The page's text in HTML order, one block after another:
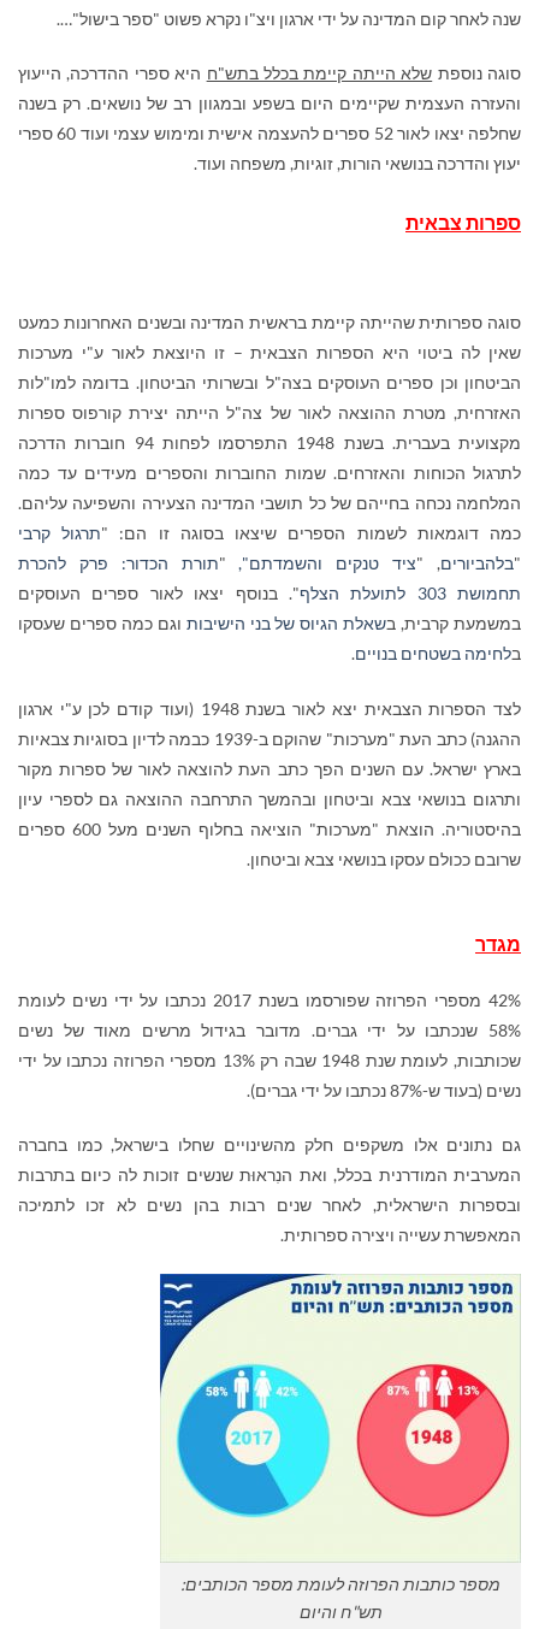
שנה לאחר קום המדינה על ידי ארגון ויצ"ו נקרא פשוט "ספר בישול"….
סוגה נוספת שלא הייתה קיימת בכלל בתש"ח היא ספרי ההדרכה, הייעוץ
והעזרה העצמית שקיימים היום בשפע ובמגוון רב של נושאים. רק בשנה
שחלפה יצאו לאור 52 ספרים להעצמה אישית ומימוש עצמי ועוד 60 ספרי
יעוץ והדרכה בנושאי הורות, זוגיות, משפחה ועוד.
ספרות צבאית
סוגה ספרותית שהייתה קיימת בראשית המדינה ובשנים האחרונות כמעט
שאין לה ביטוי היא הספרות הצבאית – זו היוצאת לאור ע"י מערכות
הביטחון וכן ספרים העוסקים בצה"ל ובשרותי הביטחון. בדומה למו"לות
האזרחית, מטרת ההוצאה לאור של צה"ל הייתה יצירת קורפוס ספרות
מקצועית בעברית. בשנת 1948 התפרסמו לפחות 94 חוברות הדרכה
לתרגול הכוחות והאזרחים. שמות החוברות והספרים מעידים עד כמה
המלחמה נכחה בחייהם של כל תושבי המדינה הצעירה והשפיעה עליהם.
כמה דוגמאות לשמות הספרים שיצאו בסוגה זו הם: "תרגול קרבי
בלהביורים"
,
"ציד טנקים והשמדתם", "תורת הכדור: פרק להכרת
תחמושת 303 לתועלת הצלף
". בנוסף יצאו לאור ספרים העוסקים
במשמעת קרבית, בשאלת הגיוס של בני הישיבות וגם כמה ספרים שעסקו
בלחימה בשטחים בנויים.
לצד הספרות הצבאית יצא לאור בשנת 1948 (ועוד קודם לכן ע"י ארגון
ההגנה) כתב העת "מערכות" שהוקם ב-1939 כבמה לדיון בסוגיות צבאיות
בארץ ישראל. עם השנים הפך כתב העת להוצאה לאור של ספרות מקור
ותרגום בנושאי צבא וביטחון ובהמשך התרחבה ההוצאה גם לספרי עיון
בהיסטוריה. הוצאת "מערכות" הוציאה בחלוף השנים מעל 600 ספרים
שרובם ככולם עסקו בנושאי צבא וביטחון.
מגדר
42% מספרי הפרוזה שפורסמו בשנת 2017 נכתבו על ידי נשים לעומת
58% שנכתבו על ידי גברים. מדובר בגידול מרשים מאוד של נשים
שכותבות, לעומת שנת 1948 שבה רק 13% מספרי הפרוזה נכתבו על ידי
נשים (בעוד ש-87% נכתבו על ידי גברים).
גם נתונים אלו משקפים חלק מהשינויים שחלו בישראל, כמו בחברה
המערבית המודרנית בכלל, ואת הנִראוּת שנשים זוכות לה כיום בתרבות
ובספרות הישראלית, לאחר שנים רבות בהן נשים לא זכו לתמיכה
המאפשרת עשייה ויצירה ספרותית.
מספר כותבות הפרוזה לעומת מספר הכותבים:
תש"ח והיום